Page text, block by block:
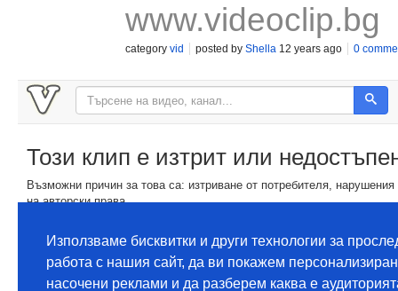
www.videoclip.bg
category vid posted by Shella 12 years ago 0